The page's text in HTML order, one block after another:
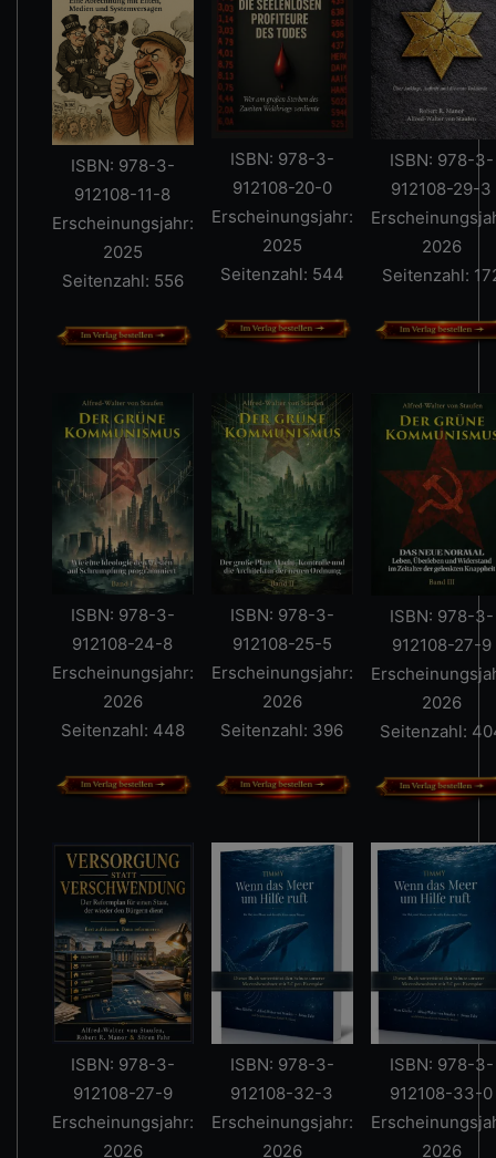
ISBN: 978-3-
912108-11-8
Erscheinungsjahr:
2025
Seitenzahl: 556
ISBN: 978-3-
912108-20-0
Erscheinungsjahr:
2025
Seitenzahl: 544
ISBN: 978-3-
912108-29-3
2026
Seitenzahl:
ISBN: 978-3-
912108-24-8
Erscheinungsjahr:
2026
Seitenzahl: 448
ISBN: 978-3-
912108-25-5
Erscheinungsjahr:
2026
Seitenzahl: 396
ISBN: 978-3-
912108-27-9
2026
Seitenzahl:
ISBN: 978-3-
912108-27-9
Erscheinungsjahr:
2026
ISBN: 978-3-
912108-32-3
Erscheinungsjahr:
2026
ISBN: 978-3-
912108-33-0
2026